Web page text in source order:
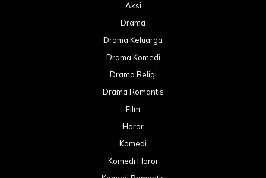
Aksi
Drama
Drama Keluarga
Drama Komedi
Drama Religi
Drama Romantis
Film
Horor
Komedi
Komedi Horor